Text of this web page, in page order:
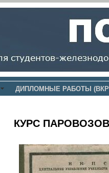
ДИПЛОМНЫЕ РАБОТЫ
КУРС